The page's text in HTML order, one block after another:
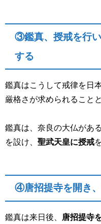
③鑑真、授戒を行
する
鑑真はこうして戒律を日
厳格さが求められること
鑑真は、奈良の大仏があ
を設け、 聖武天皇に授戒
④唐招提寺を開き
鑑真は来日後、 唐招提寺